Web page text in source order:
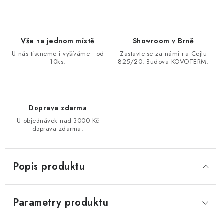
Vše na jednom místě
U nás tiskneme i vyšíváme - od
10ks.
Showroom v Brně
Zastavte se za námi na Cejlu
825/20. Budova KOVOTERM.
Doprava zdarma
U objednávek nad 3000 Kč
doprava zdarma.
Popis produktu
Parametry produktu